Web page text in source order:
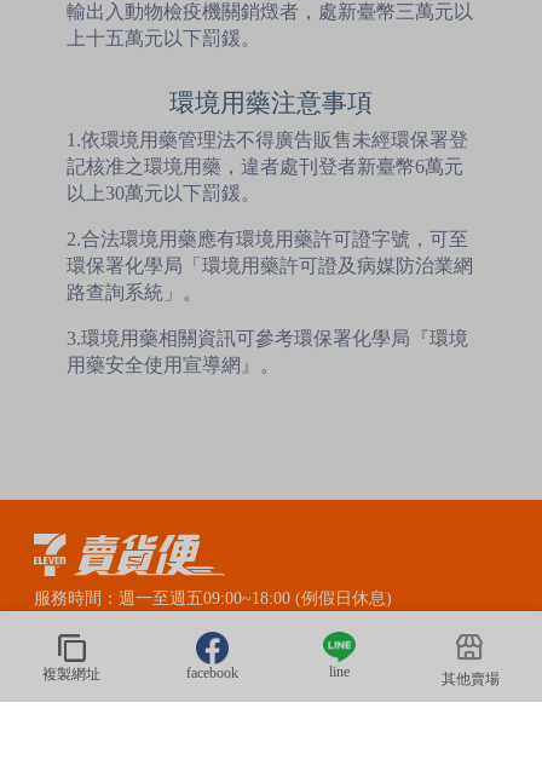
複製網址 facebook line 其他賣場
輸出入動物檢疫機關銷燬者，處新臺幣三萬元以
上十五萬元以下罰鍰。
環境用藥注意事項
1.依環境用藥管理法不得廣告販售未經環保署登
記核准之環境用藥，違者處刊登者新臺幣6萬元
以上30萬元以下罰鍰。
2.合法環境用藥應有環境用藥許可證字號，可至
環保署化學局「環境用藥許可證及病媒防治業網
路查詢系統」。
3.環境用藥相關資訊可參考環保署化學局『環境
用藥安全使用宣導網』。
服務時間：週一至週五09:00~18:00 (例假日休息)